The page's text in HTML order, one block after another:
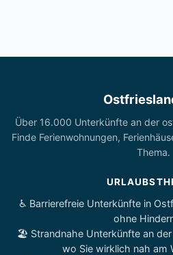
Über 16.000 Unterkünfte an der
Finde Ferienwohnungen,
Thema.
♿ Barrierefreie Unterkünfte in
ohne
🏖️ Strandnahe Unterkünfte an
wo Sie wirklich nah am